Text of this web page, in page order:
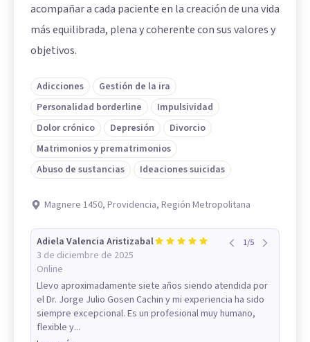
acompañar a cada paciente en la creación de una vida
más equilibrada, plena y coherente con sus valores y
objetivos.
Adicciones
Gestión de la ira
Personalidad borderline
Impulsividad
Dolor crónico
Depresión
Divorcio
Matrimonios y prematrimonios
Abuso de sustancias
Ideaciones suicidas
Magnere 1450, Providencia, Región Metropolitana
Adiela Valencia Aristizabal
3 de diciembre de 2025
Online
1/5
Llevo aproximadamente siete años siendo atendida por
el Dr. Jorge Julio Gosen Cachin y mi experiencia ha sido
siempre excepcional. Es un profesional muy humano,
flexible y...